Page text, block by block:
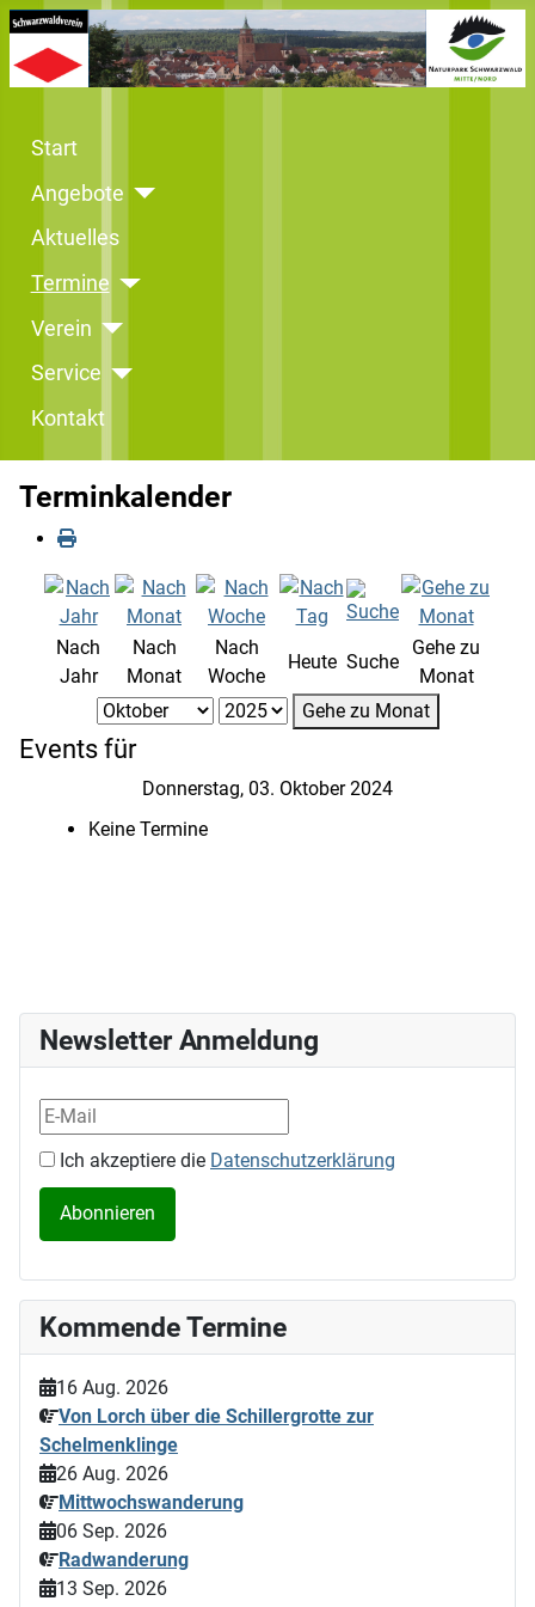
Start
Angebote
Aktuelles
Termine
Verein
Service
Kontakt
Terminkalender
Nach
Jahr
Nach
Monat
Nach
Woche
Heute Suche
Gehe zu
Monat
Gehe zu Monat
Events für
Donnerstag, 03. Oktober 2024
Keine Termine
Newsletter Anmeldung
Ich akzeptiere die Datenschutzerklärung
Kommende Termine
16 Aug. 2026
Von Lorch über die Schillergrotte zur
Schelmenklinge
26 Aug. 2026
Mittwochswanderung
06 Sep. 2026
Radwanderung
13 Sep. 2026